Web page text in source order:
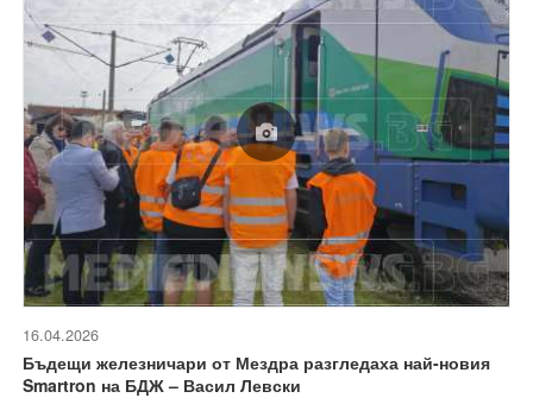
16.04.2026
Бъдещи железничари от Мездра разгледаха най-новия
Smartron на БДЖ – Васил Левски